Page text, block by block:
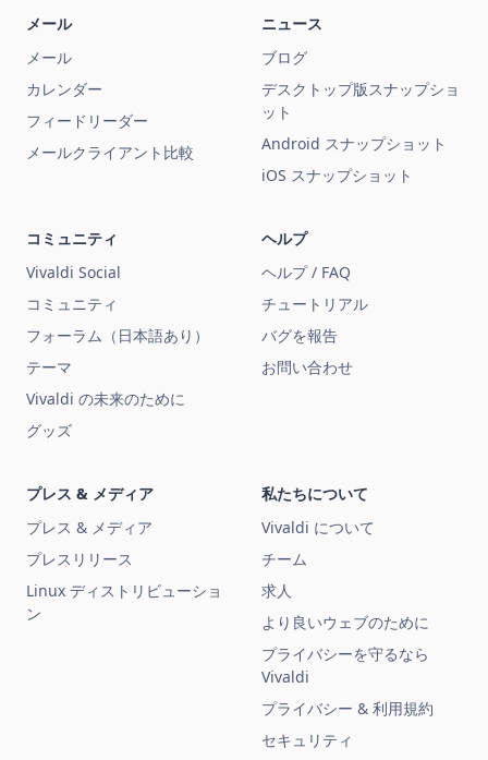
メール
メール
カレンダー
フィードリーダー
メールクライアント比較
ニュース
ブログ
デスクトップ版スナップショ
ット
Android スナップショット
iOS スナップショット
コミュニティ
Vivaldi Social
コミュニティ
フォーラム（日本語あり）
テーマ
Vivaldi の未来のために
グッズ
ヘルプ
ヘルプ / FAQ
チュートリアル
バグを報告
お問い合わせ
プレス & メディア
プレス & メディア
プレスリリース
Linux ディストリビューショ
ン
私たちについて
Vivaldi について
チーム
求人
より良いウェブのために
プライバシーを守るなら
Vivaldi
プライバシー & 利用規約
セキュリティ